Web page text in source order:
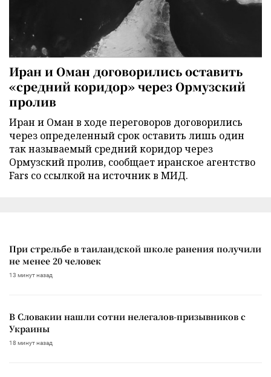
Иран и Оман договорились оставить
«средний коридор» через Ормузский
пролив
Иран и Оман в ходе переговоров договорились
через определенный срок оставить лишь один
так называемый средний коридор через
Ормузский пролив, сообщает иранское агентство
Fars со ссылкой на источник в МИД.
При стрельбе в таиландской школе ранения получили
не менее 20 человек
13 минут назад
В Словакии нашли сотни нелегалов-призывников с
Украины
18 минут назад